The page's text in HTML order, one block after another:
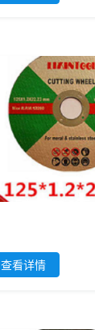
查看详情